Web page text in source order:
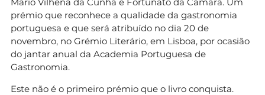
prémio que reconhece a qualidade da gastronomia
portuguesa e que será atribuído no dia 20 de
novembro, no Grémio Literário, em Lisboa, por ocasião
do jantar anual da Academia Portuguesa de
Gastronomia.
Este não é o primeiro prémio que o livro conquista.